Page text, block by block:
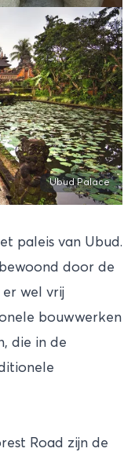
Ubud Palace
paleis van Ubud.
door de
wel vrij
bouwwerken
die in de
Road zijn de